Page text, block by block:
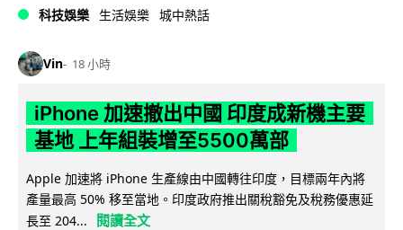
科技娛樂 生活娛樂 城中熱話
Vin 18 小時
iPhone 加速撤出中國 印度成新機主要
基地 上年組裝增至5500萬部
Apple 加速將 iPhone 生產線由中國轉往印度，目標兩年內將
產量最高 50% 移至當地。印度政府推出關稅豁免及稅務優惠延
長至 204...
閱讀全文